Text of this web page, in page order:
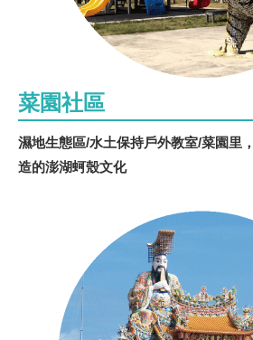
菜園社區
濕地生態區/水土保持戶外教室/菜園里
造的澎湖蚵殼文化